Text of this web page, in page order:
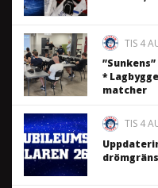
TIS 4
*
matcher
TIS 4